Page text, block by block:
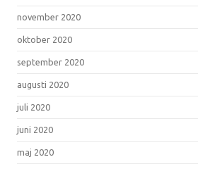
november 2020
oktober 2020
september 2020
augusti 2020
juli 2020
juni 2020
maj 2020